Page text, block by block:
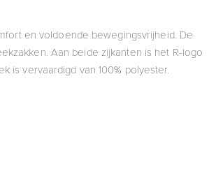
en voldoende bewegingsvrijheid. De
Aan beide zijkanten is het R-logo
is vervaardigd van 100% polyester.